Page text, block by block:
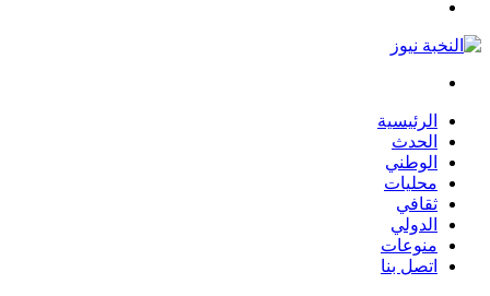
الرئيسية
الحدث
الوطني
محليات
ثقافي
الدولي
منوعات
اتصل بنا